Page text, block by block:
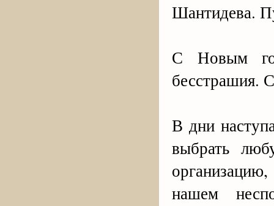
Шантидева.
С Новым
бесстрашия.
В дни
выбрать
нашем